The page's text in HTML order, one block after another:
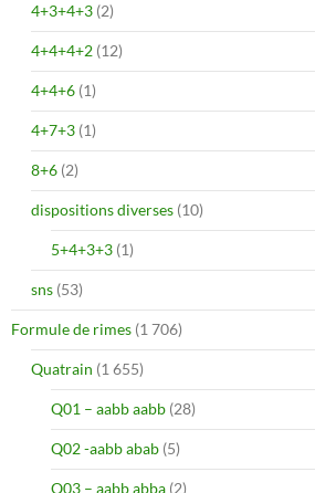
4+3+4+3 (2)
4+4+4+2 (12)
4+4+6 (1)
4+7+3 (1)
8+6 (2)
dispositions diverses (10)
5+4+3+3 (1)
sns (53)
Formule de rimes (1 706)
Quatrain (1 655)
Q01 – aabb aabb (28)
Q02 -aabb abab (5)
Q03 – aabb abba (2)